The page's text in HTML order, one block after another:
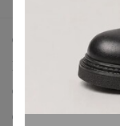
Самое выгодное
Хиты продаж
Самое желанное
Самое быстрое